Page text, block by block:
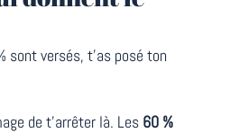
sont versés, t’as posé ton
de t’arrêter là. Les 60 %